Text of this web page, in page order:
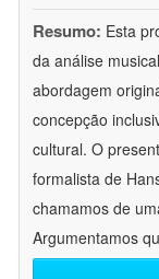
Resumo: Esta
da análise
abordagem
concepção
cultural. O
formalista de
chamamos de
Argumentamos